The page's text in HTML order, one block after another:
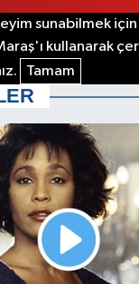
sunabilmek
kullanarak
Tamam